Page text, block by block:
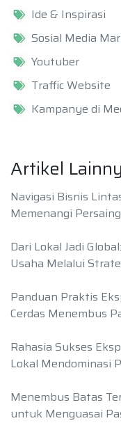
Ide & Inspirasi
Sosial Media
Youtuber
Traffic Website
Kampanye di
Artikel
Navigasi Bisnis
Memenangi
Dari Lokal Jadi
Usaha Melalui
Panduan Praktis
Cerdas Menembus
Rahasia Sukses
Lokal Mendominasi
Menembus Batas
untuk Menguasai